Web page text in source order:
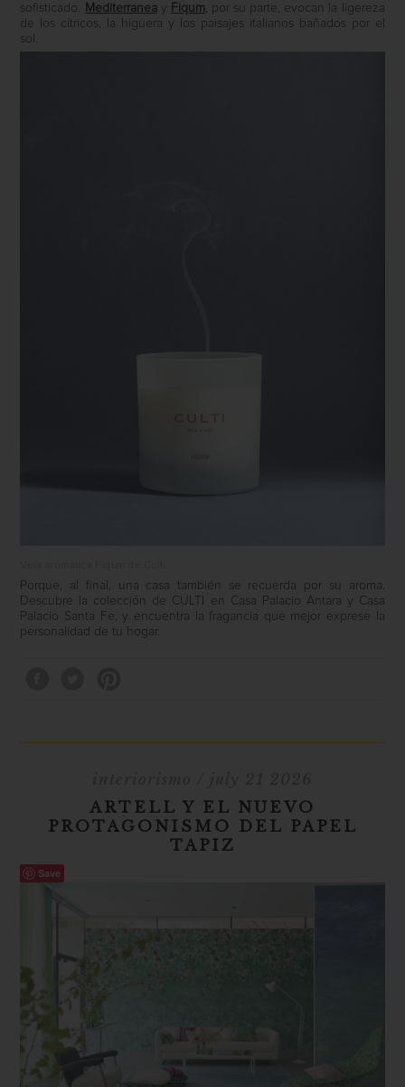
sofisticado.
Mediterraneay Fiqum , por su parte, evocan la ligereza
de los cítricos, la higuera y los paisajes italianos bañados por el
sol.
Porque, al final, una casa también se recuerda por su aroma.
Descubre la colección de CULTI en Casa Palacio Antara y Casa
Palacio Santa Fe, y encuentra la fragancia que mejor exprese la
personalidad de tu hogar.
ARTELL Y EL NUEVO
PROTAGONISMO DEL PAPEL
TAPIZ
Save